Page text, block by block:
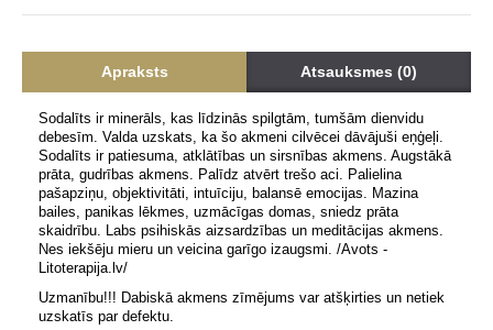
Apraksts Atsauksmes (0)
Sodalīts ir minerāls, kas līdzinās spilgtām, tumšām dienvidu
debesīm. Valda uzskats, ka šo akmeni cilvēcei dāvājuši eņģeļi.
Sodalīts ir patiesuma, atklātības un sirsnības akmens. Augstākā
prāta, gudrības akmens. Palīdz atvērt trešo aci. Palielina
pašapziņu, objektivitāti, intuīciju, balansē emocijas. Mazina
bailes, panikas lēkmes, uzmācīgas domas, sniedz prāta
skaidrību. Labs psihiskās aizsardzības un meditācijas akmens.
Nes iekšēju mieru un veicina garīgo izaugsmi. /Avots -
Litoterapija.lv/
Uzmanību!!! Dabiskā akmens zīmējums var atšķirties un netiek
uzskatīs par defektu.